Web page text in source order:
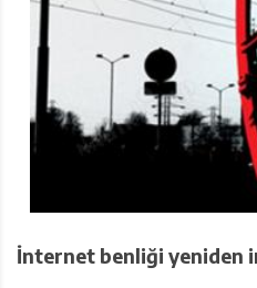
İnternet benliği yeniden